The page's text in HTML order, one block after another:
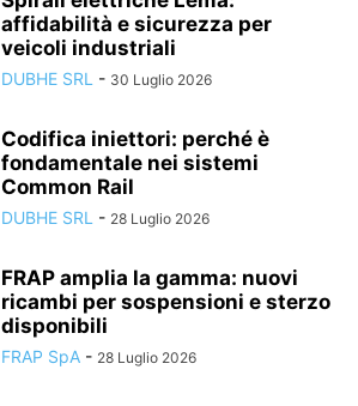
affidabilità e sicurezza per
veicoli industriali
DUBHE SRL - 30 Luglio 2026
Codifica iniettori: perché è
fondamentale nei sistemi
Common Rail
DUBHE SRL - 28 Luglio 2026
FRAP amplia la gamma: nuovi
ricambi per sospensioni e sterzo
disponibili
FRAP SpA - 28 Luglio 2026